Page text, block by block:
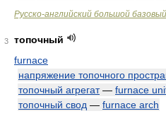
Русско-английский большой
3
топочный
furnace
напряжение топочного
топочный агрегат— furnace
топочный свод — furnace arch